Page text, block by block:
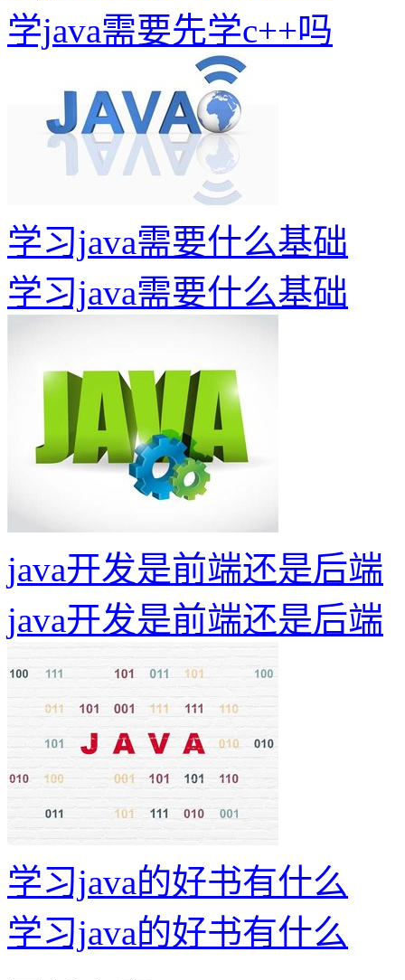
学java需要先学c++吗
学习java需要什么基础
学习java需要什么基础
java开发是前端还是后端
java开发是前端还是后端
学习java的好书有什么
学习java的好书有什么